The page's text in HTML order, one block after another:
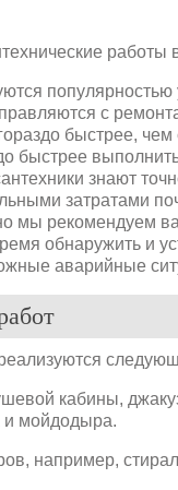
с
быстрее,
быстрее
знают
затратами
мы рекомендуем
обнаружить и
аварийные
кабины,
и мойдодыра.
например,